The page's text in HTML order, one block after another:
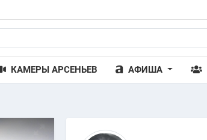
КАМЕРЫ АРСЕНЬЕВ АФИША